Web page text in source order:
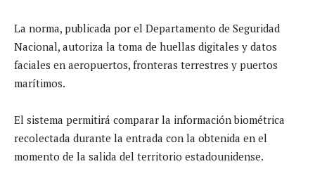
La norma, publicada por el Departamento de Seguridad
Nacional, autoriza la toma de huellas digitales y datos
faciales en aeropuertos, fronteras terrestres y puertos
marítimos.
El sistema permitirá comparar la información biométrica
recolectada durante la entrada con la obtenida en el
momento de la salida del territorio estadounidense.